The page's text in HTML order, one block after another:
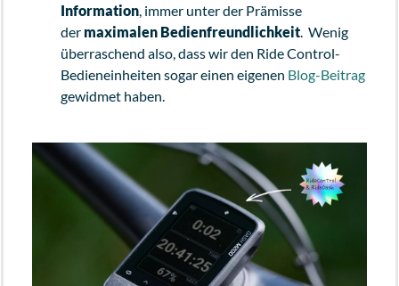
Information , immer unter der Prämisse
der maximalen Bedienfreundlichkeit . Wenig
überraschend also, dass wir den Ride Control-
Bedieneinheiten sogar einen eigenen Blog-Beitrag
gewidmet haben.